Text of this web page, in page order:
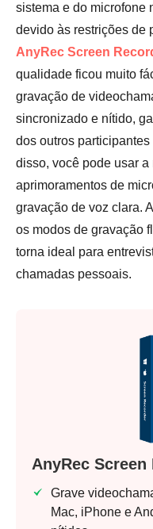
sistema e do microfone
devido às restrições de
AnyRec Screen
qualidade ficou muito
gravação de
sincronizado e nítido,
dos outros
disso, você pode usar
aprimoramentos de
gravação de voz clara.
os modos de gravação
torna ideal para
chamadas pessoais.
AnyRec Screen
Grave
Mac, iPhone e